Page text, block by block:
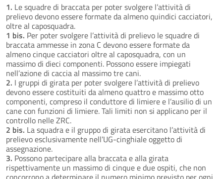
1. Le squadre di braccata per poter svolgere l’attività di
prelievo devono essere formate da almeno quindici cacciatori,
oltre al caposquadra.
1 bis. Per poter svolgere l’attività di prelievo le squadre di
braccata ammesse in zona C devono essere formate da
almeno cinque cacciatori oltre al caposquadra, con un
massimo di dieci componenti. Possono essere impiegati
nell’azione di caccia al massimo tre cani.
2. I gruppi di girata per poter svolgere l’attività di prelievo
devono essere costituiti da almeno quattro e massimo otto
componenti, compreso il conduttore di limiere e l’ausilio di un
cane con funzioni di limiere. Tali limiti non si applicano per il
controllo nelle ZRC.
2 bis. La squadra e il gruppo di girata esercitano l’attività di
prelievo esclusivamente nell’UG-cinghiale oggetto di
assegnazione.
3. Possono partecipare alla braccata e alla girata
rispettivamente un massimo di cinque e due ospiti, che non